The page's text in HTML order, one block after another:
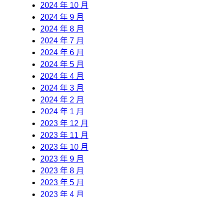
2024 年 10 月
2024 年 9 月
2024 年 8 月
2024 年 7 月
2024 年 6 月
2024 年 5 月
2024 年 4 月
2024 年 3 月
2024 年 2 月
2024 年 1 月
2023 年 12 月
2023 年 11 月
2023 年 10 月
2023 年 9 月
2023 年 8 月
2023 年 5 月
2023 年 4 月